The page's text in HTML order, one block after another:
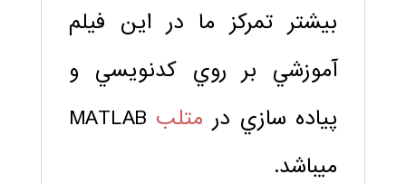
بيشتر تمركز ما در اين فيلم
آموزشي بر روي كدنويسي و
پياده سازي در متلب MATLAB
ميباشد.